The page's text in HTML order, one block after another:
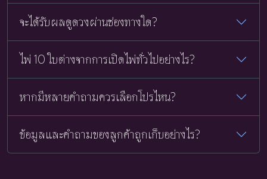
จะได้รับผลดูดวงผ่านช่องทางใด?
ไพ่ 10 ใบต่างจากการเปิดไพ่ทั่วไปอย่างไร?
หากมีหลายคำถามควรเลือกโปรไหน?
ข้อมูลและคำถามของลูกค้าถูกเก็บอย่างไร?